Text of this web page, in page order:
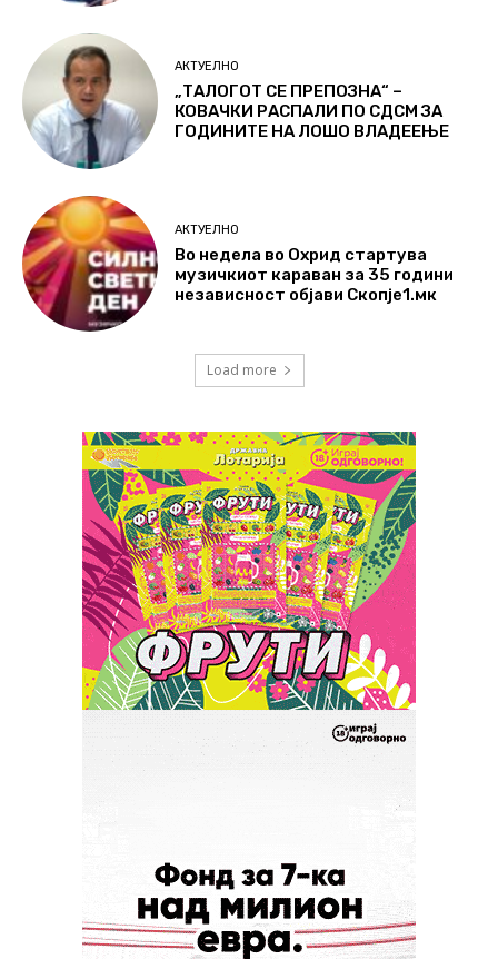
АКТУЕЛНО
„ТАЛОГОТ СЕ ПРЕПОЗНА“ –
КОВАЧКИ РАСПАЛИ ПО СДСМ ЗА
ГОДИНИТЕ НА ЛОШО ВЛАДЕЕЊЕ
АКТУЕЛНО
Во недела во Охрид стартува
музичкиот караван за 35 години
независност објави Скопје1.мк
Load more